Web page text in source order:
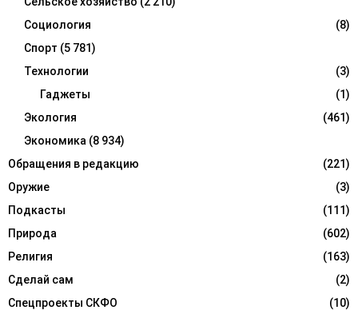
Социология
(8)
Спорт (5 781)
Технологии
(3)
Гаджеты
(1)
Экология
(461)
Экономика (8 934)
Обращения в редакцию
(221)
Оружие
(3)
Подкасты
(111)
Природа
(602)
Религия
(163)
Сделай сам
(2)
Спецпроекты СКФО
(10)